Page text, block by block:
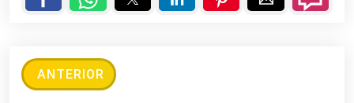
ANTERIOR